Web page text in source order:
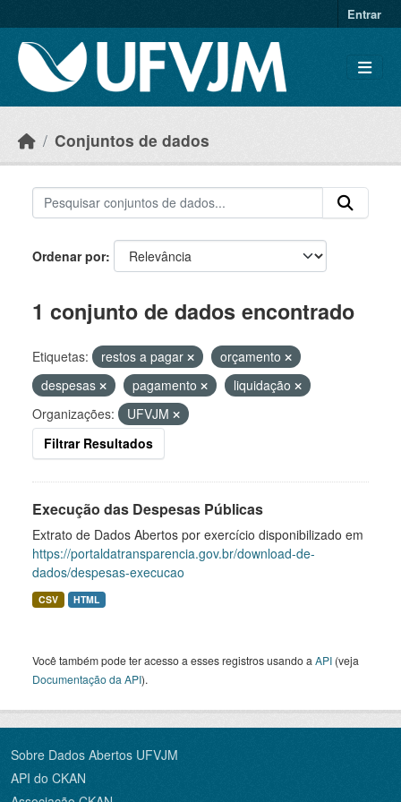
Entrar
Conjuntos de dados
Ordenar por
1 conjunto de dados encontrado
Etiquetas: restos a pagar
orçamento
despesas
pagamento
liquidação
Organizações:
UFVJM
Filtrar Resultados
Execução das Despesas Públicas
Extrato de Dados Abertos por exercício disponibilizado em
https://portaldatransparencia.gov.br/download-de-
dados/despesas-execucao
CSV HTML
Você também pode ter acesso a esses registros usando a API (veja
Documentação da API).
Sobre Dados Abertos UFVJM
API do CKAN